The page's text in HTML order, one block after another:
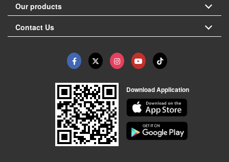
Our products
Contact Us
Download Application